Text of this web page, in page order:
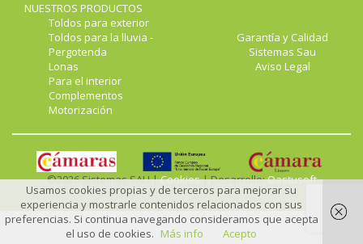
NUESTROS PRODUCTOS
Toldos para exterior
Toldos para la lluvia -
Pergotenda
Lonas
Para el interior
Complementos
Motorización
Garantía y Calidad
Sistemas Sau
Aviso Legal
©2026 Sistemas SAU |Cookies| Desarrollo:Qastusoft
Usamos cookies propias y de terceros para mejorar su
experiencia y mostrarle contenidos relacionados con sus
preferencias. Si continua navegando consideramos que acepta
el uso de cookies. Más info Acepto